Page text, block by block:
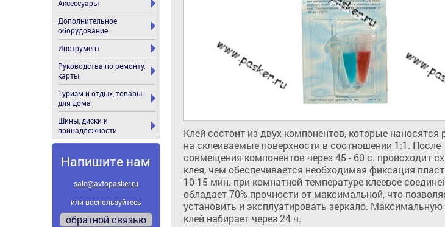
Аксессуары
Дополнительное
оборудование
Инструмент
Руководства по ремонту,
карты
Туризм и отдых, товары
для дома
Шины, диски и
принадлежности
Напишите нам
sale@avtopasker.ru
или воспользуйтесь
обратной связью
Клей состоит из двух компонентов, которые наносятся
на склеиваемые поверхности в соотношении 1:1. После
совмещения компонентов через 45 - 60 с. происходит
клея, чем обеспечивается необходимая фиксация
10-15 мин. при комнатной температуре клеевое
обладает 70% прочности от максимальной, что
установить и эксплуатировать зеркало. Максимальную
клей набирает через 24 ч.